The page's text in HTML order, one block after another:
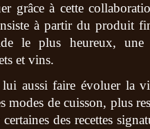
grâce à cette
à partir du produit
le plus heureux,
et vins.
aussi faire évoluer la
modes de cuisson, plus
des recettes